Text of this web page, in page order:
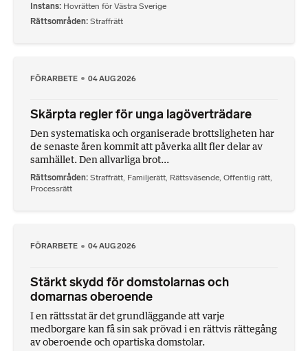
Instans Hovrätten för Västra Sverige
Rättsområden Straffrätt
FÖRARBETE 04 AUG 2026
Skärpta regler för unga lagöverträdare
Den systematiska och organiserade brottsligheten har
de senaste åren kommit att påverka allt fler delar av
samhället. Den allvarliga brot...
Rättsområden Straffrätt, Familjerätt, Rättsväsende, Offentlig rätt,
Processrätt
FÖRARBETE 04 AUG 2026
Stärkt skydd för domstolarnas och
domarnas oberoende
I en rättsstat är det grundläggande att varje
medborgare kan få sin sak prövad i en rättvis rättegång
av oberoende och opartiska domstolar.